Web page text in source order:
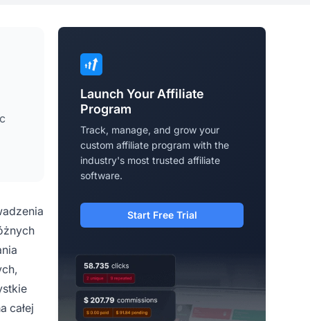
całej
Launch Your Affiliate
Program
Track, manage, and grow your
custom affiliate program with the
industry's most trusted affiliate
software.
Start Free Trial